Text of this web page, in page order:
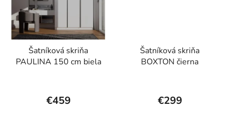
Šatníková skriňa
PAULINA 150 cm biela
€459
Šatníková skriňa
BOXTON čierna
€299